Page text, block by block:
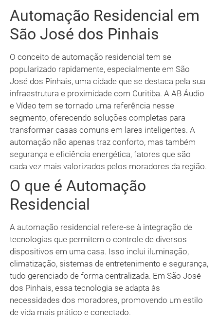
Automação Residencial em
São José dos Pinhais
O conceito de automação residencial tem se
popularizado rapidamente, especialmente em São
José dos Pinhais, uma cidade que se destaca pela sua
infraestrutura e proximidade com Curitiba. A AB Áudio
e Vídeo tem se tornado uma referência nesse
segmento, oferecendo soluções completas para
transformar casas comuns em lares inteligentes. A
automação não apenas traz conforto, mas também
segurança e eficiência energética, fatores que são
cada vez mais valorizados pelos moradores da região.
O que é Automação
Residencial
A automação residencial refere-se à integração de
tecnologias que permitem o controle de diversos
dispositivos em uma casa. Isso inclui iluminação,
climatização, sistemas de entretenimento e segurança,
tudo gerenciado de forma centralizada. Em São José
dos Pinhais, essa tecnologia se adapta às
necessidades dos moradores, promovendo um estilo
de vida mais prático e conectado.